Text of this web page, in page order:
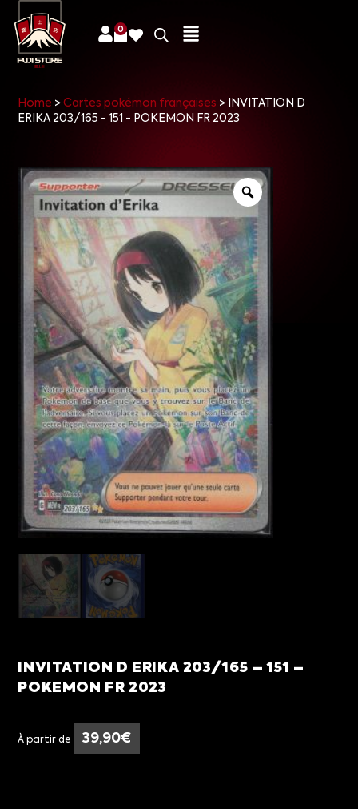
0
Home >Cartes pokémon françaises >
INVITATION D
ERIKA 203/165 - 151 - POKEMON FR 2023
INVITATION D ERIKA 203/165 – 151 –
POKEMON FR 2023
À partir de 39,90€